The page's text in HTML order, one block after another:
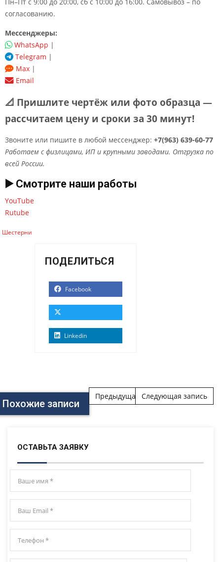
согласованию.
Мессенджеры:
WhatsApp |
Telegram |
Max |
Email
📐 Пришлите чертёж или фото образца —
рассчитаем цену и сроки за 30 минут!
Звоните или пишите в любой мессенджер: +7(963) 639-60-77
Работаем с физлицами, ИП и крупными заводами. Отгрузка по
всей России.
▶️ Смотрите наши работы
YouTube
Rutube
Шестерни
ПОДЕЛИТЬСЯ
Facebook
Linkedin
Похожие записи
Post navigation
Предыдущая записьСледующая запись
ОСТАВЬТА ЗАЯВКУ